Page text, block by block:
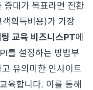
증대가 목표라면 전환
획득비용)가 가장
교육 비즈니스PT에
를 설정하는 방법부
유의미한 인사이트
육합니다. 이를 통해